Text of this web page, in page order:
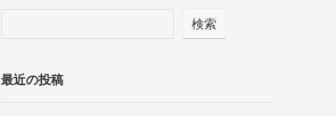
検索
最近の投稿